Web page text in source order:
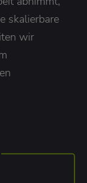
skalierbare
wir